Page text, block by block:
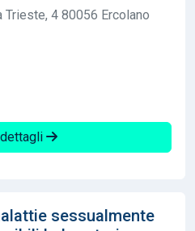
Trieste, 4 80056 Ercolano
sessualmente